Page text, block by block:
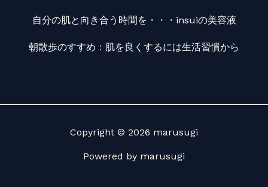
自分の肌と向き合う時間を・・・insuiの美容液
朝散歩のすすめ：肌を良くするには生活習慣から
Copyright © 2026 marusugi
Powered by marusugi